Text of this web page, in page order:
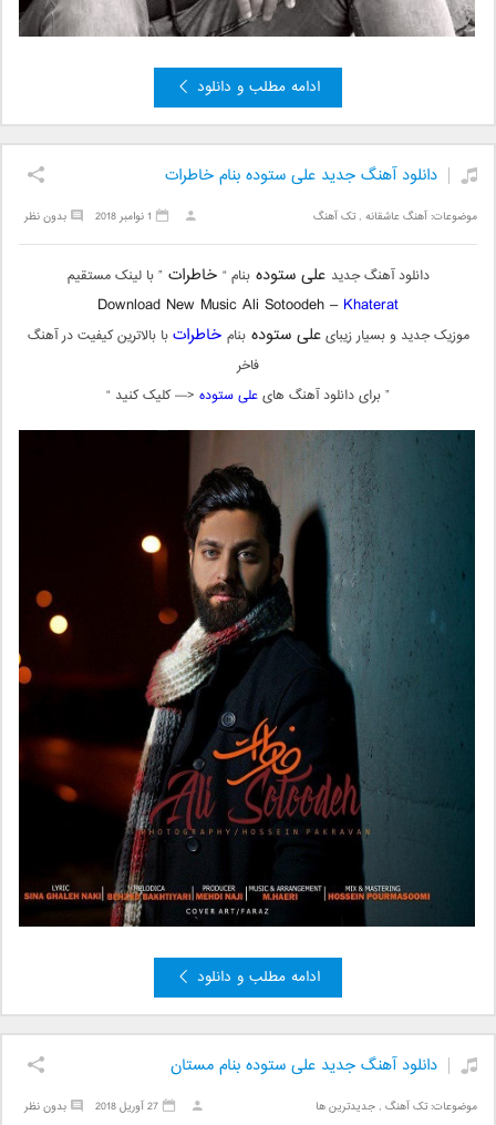
ادامه مطلب و دانلود
دانلود آهنگ جدید علی ستوده بنام خاطرات
موضوعات:آهنگ عاشقانه ,تک آهنگ بدون نظر 1 نوامبر 2018
دانلود آهنگ جدید علی ستودهبنام “ خاطرات” با لینک مستقیم
Download New Music Ali Sotoodeh – Khaterat
موزیک جدید و بسیار زیبایعلی ستودهبنام خاطراتبا بالاترین کیفیت در آهنگ
فاخر
” برای دانلود آهنگ هایعلی ستوده <— کلیک کنید “
ادامه مطلب و دانلود
دانلود آهنگ جدید علی ستوده بنام مستان
موضوعات:تک آهنگ ,جدیدترین ها بدون نظر 27 آوریل 2018